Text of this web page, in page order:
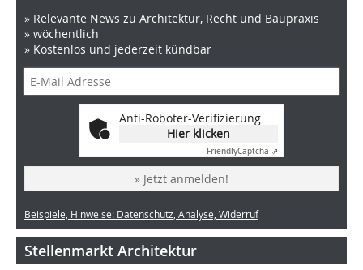
» Relevante News zu Architektur, Recht und Baupraxis
» wöchentlich
» Kostenlos und jederzeit kündbar
Anti-Roboter-Verifizierung
Hier klicken
FriendlyCaptcha ⇗
» Jetzt anmelden!
Beispiele, Hinweise: Datenschutz, Analyse, Widerruf
Stellenmarkt Architektur